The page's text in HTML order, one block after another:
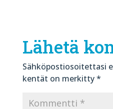
Lähetä
Sähköpostiosoitettasi
kentät on merkitty*